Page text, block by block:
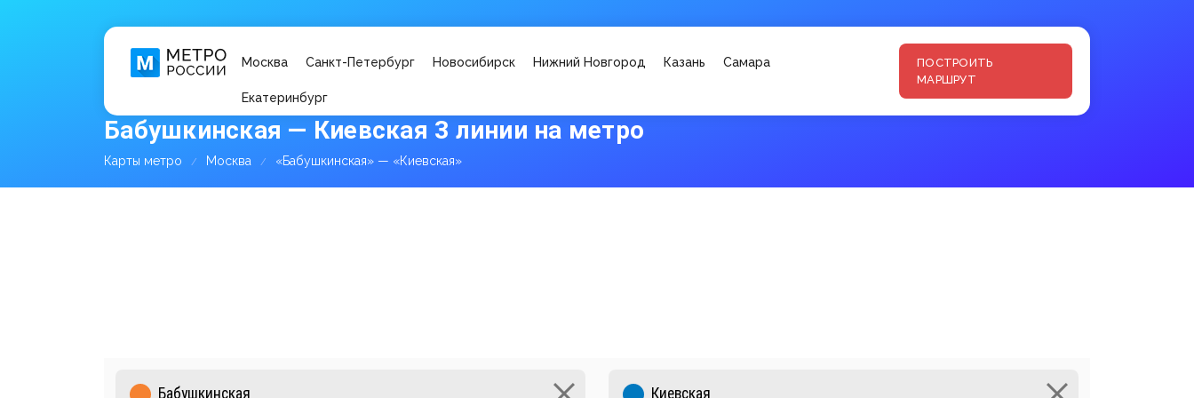
Москва Санкт-Петербург Новосибирск Нижний Новгород Казань Самара
Екатеринбург
ПОСТРОИТЬ
МАРШРУТ
Бабушкинская — Киевская 3 линии на метро
Карты метро Москва «Бабушкинская» — «Киевская»